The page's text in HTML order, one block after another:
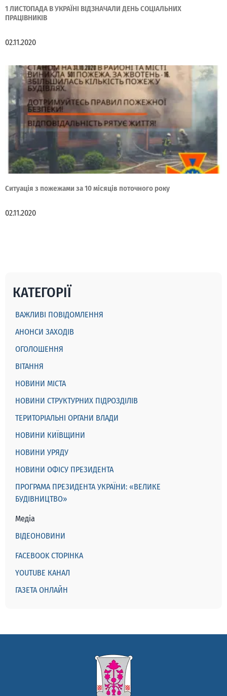
1 ЛИСТОПАДА В УКРАЇНІ ВІДЗНАЧАЛИ ДЕНЬ СОЦІАЛЬНИХ
ПРАЦІВНИКІВ
02.11.2020
Ситуація з пожежами за 10 місяців поточного року
02.11.2020
КАТЕГОРІЇ
ВАЖЛИВІ ПОВІДОМЛЕННЯ
АНОНСИ ЗАХОДІВ
ОГОЛОШЕННЯ
ВІТАННЯ
НОВИНИ МІСТА
НОВИНИ СТРУКТУРНИХ ПІДРОЗДІЛІВ
ТЕРИТОРІАЛЬНІ ОРГАНИ ВЛАДИ
НОВИНИ КИЇВЩИНИ
НОВИНИ УРЯДУ
НОВИНИ ОФІСУ ПРЕЗИДЕНТА
ПРОГРАМА ПРЕЗИДЕНТА УКРАЇНИ: «ВЕЛИКЕ
БУДІВНИЦТВО»
Медіа
ВІДЕОНОВИНИ
FACEBOOK СТОРІНКА
YOUTUBE КАНАЛ
ГАЗЕТА ОНЛАЙН